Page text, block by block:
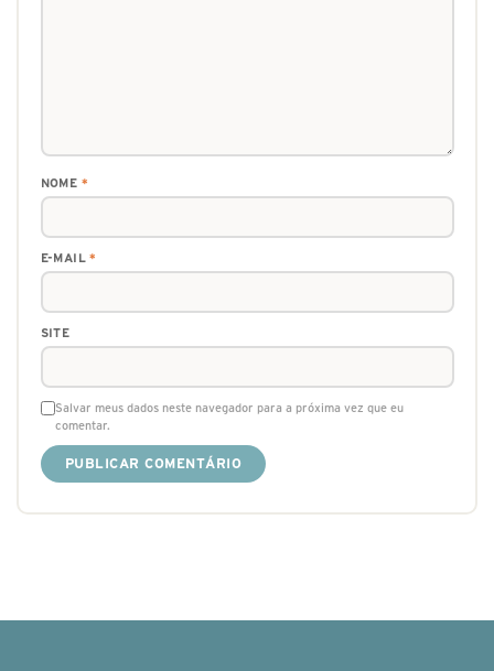
NOME *
E-MAIL*
SITE
Salvar meus dados neste navegador para a próxima vez que eu
comentar.